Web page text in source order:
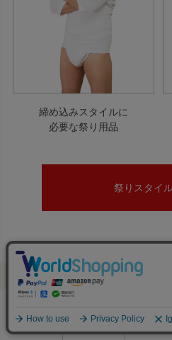
締め込みスタイルに
必要な祭り用品
祭りスタイ
会員ページ